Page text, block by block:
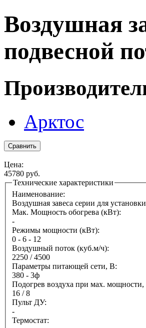
Воздушная
подвесной
Арктос
Цена:
45780 руб.
Технические характеристики
Наименование:
Воздушная завеса серии для
Мак. Мощность обогрева (кВт):
-
Режимы мощности (кВт):
0 - 6 - 12
Воздушный поток (куб.м/ч):
2250 / 4500
Параметры питающей сети, В:
380 - 3ф
Подогрев воздуха при мах.
16 / 8
Пульт ДУ:
-
Термостат: